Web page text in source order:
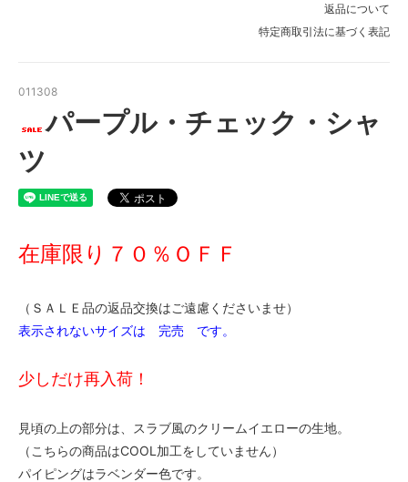
返品について
特定商取引法に基づく表記
011308
パープル・チェック・シャ
ツ
在庫限り７０％ＯＦＦ
（ＳＡＬＥ品の返品交換はご遠慮くださいませ）
表示されないサイズは 完売 です。
少しだけ再入荷！
見頃の上の部分は、スラブ風のクリームイエローの生地。
（こちらの商品はCOOL加工をしていません）
パイピングはラベンダー色です。